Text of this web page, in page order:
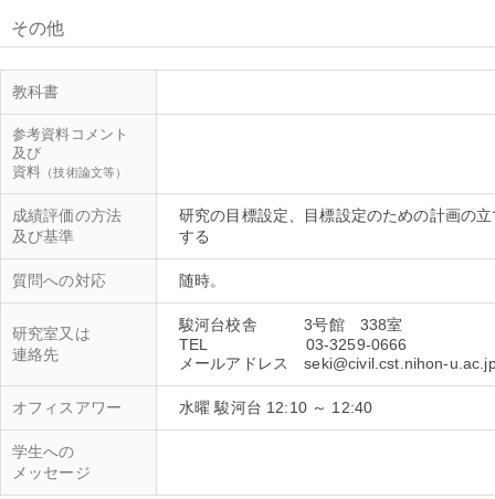
その他
教科書
参考資料コメント
及び
資料 （技術論文等）
成績評価の方法
及び基準
研究の目標設定、目標設定のための計画の
質問への対応
研究室又は
連絡先
駿河台校舎 3号館 338室
TEL 03-3259-0666
オフィスアワー 水曜 駿河台 12:10 ～ 12:40
学生への
メッセージ